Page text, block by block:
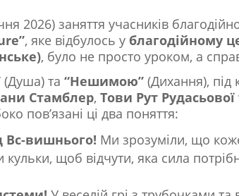
2026) заняття учасників
, яке відбулось у благодійному
, було не просто уроком, а
(Душа) та “Нешимою”(Дихання), під
Стамблер, Тови Рут
пов’язані ці два поняття:
Вс-вишнього! Ми зрозуміли, що
щоб відчути, яка сила